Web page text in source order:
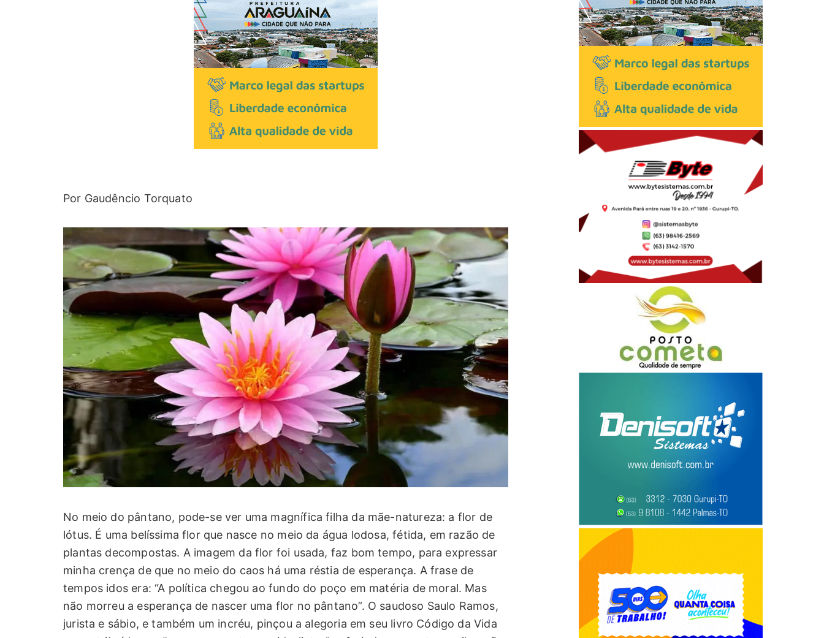
Por Gaudêncio Torquato
No meio do pântano, pode-se ver uma magnífica filha da mãe-natureza: a flor de
lótus. É uma belíssima flor que nasce no meio da água lodosa, fétida, em razão de
plantas decompostas. A imagem da flor foi usada, faz bom tempo, para expressar
minha crença de que no meio do caos há uma réstia de esperança. A frase de
tempos idos era: “A política chegou ao fundo do poço em matéria de moral. Mas
não morreu a esperança de nascer uma flor no pântano”. O saudoso Saulo Ramos,
jurista e sábio, e também um incréu, pinçou a alegoria em seu livro Código da Vida